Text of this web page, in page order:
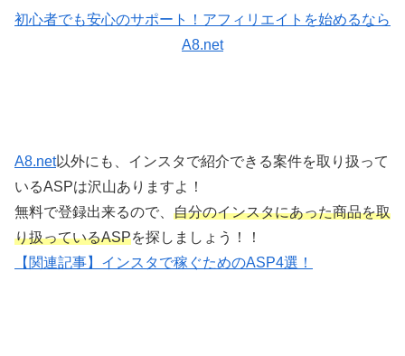
初心者でも安心のサポート！アフィリエイトを始めるなら
A8.net
A8.net以外にも、インスタで紹介できる案件を取り扱って
いるASPは沢山ありますよ！
無料で登録出来るので、 自分のインスタにあった商品を取
り扱っているASPを探しましょう！！
【関連記事】インスタで稼ぐためのASP4選！